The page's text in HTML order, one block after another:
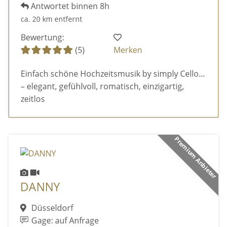
Antwortet binnen 8h
ca. 20 km entfernt
Bewertung:
(5)
Merken
Einfach schöne Hochzeitsmusik by simply Cello...
– elegant, gefühlvoll, romatisch, einzigartig,
zeitlos
Premium Anbieter
DANNY
Düsseldorf
Gage: auf Anfrage